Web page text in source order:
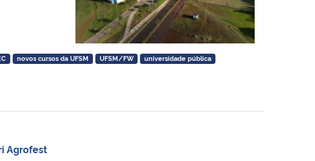
novos cursos da UFSM UFSM/FW
universidade pública
Agrofest